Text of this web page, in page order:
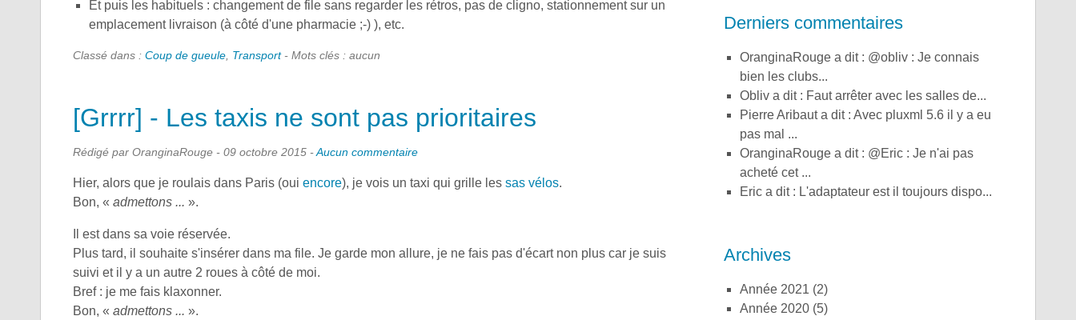
Et puis les habituels : changement de file sans regarder les rétros, pas de cligno, stationnement sur un
emplacement livraison (à côté d'une pharmacie ;-) ), etc.
Classé dans : Coup de gueule, Transport- Mots clés : aucun
[Grrrr] - Les taxis ne sont pas prioritaires
Rédigé par OranginaRouge - 09 octobre 2015 -Aucun commentaire
Hier, alors que je roulais dans Paris (oui encore), je vois un taxi qui grille les sas vélos.
Bon, « admettons ... ».
Il est dans sa voie réservée.
Plus tard, il souhaite s'insérer dans ma file. Je garde mon allure, je ne fais pas d'écart non plus car je suis
suivi et il y a un autre 2 roues à côté de moi.
Bref : je me fais klaxonner.
Bon, « admettons ... ».
Derniers commentaires
OranginaRouge a dit : @obliv : Je connais
bien les clubs...
obliv a dit : Faut arrêter avec les salles de...
Pierre Aribaut a dit : Avec pluxml 5.6 il y a eu
pas mal ...
OranginaRouge a dit : @Eric : Je n'ai pas
acheté cet ...
Eric a dit : L'adaptateur est il toujours dispo...
Archives
année 2021 (2)
année 2020 (5)